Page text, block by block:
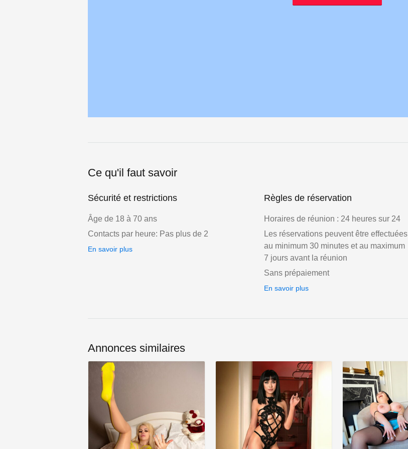
Ce qu'il faut savoir
Sécurité et restrictions
Âge de 18 à 70 ans
Contacts par heure: Pas plus de 2
En savoir plus
Règles de réservation
Horaires de réunion : 24 heures sur 24
Les réservations peuvent être effectuées
au minimum 30 minutes et au maximum
7 jours avant la réunion
Sans prépaiement
En savoir plus
Annonces similaires